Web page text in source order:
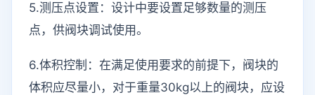
5.测压点设置：设计中要设置足够数量的测压
点，供阀块调试使用。
6.体积控制：在满足使用要求的前提下，阀块的
体积应尽量小，对于重量30kg以上的阀块，应设